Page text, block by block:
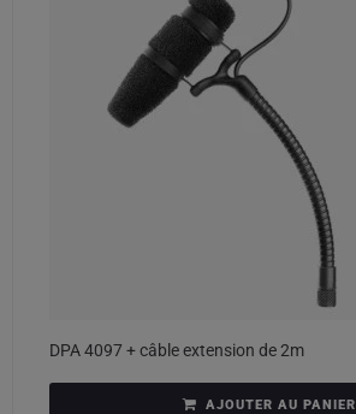
DPA 4097 + câble extension de 2m
AJOUTER AU PANIER